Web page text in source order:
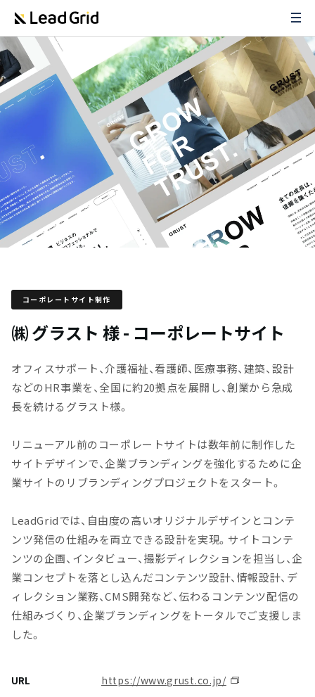
コーポレートサイト制作
㈱ グラスト 様 - コーポレートサイト
オフィスサポート、介護福祉、看護師、医療事務、建築、設計
などのHR事業を、全国に約20拠点を展開し、創業から急成
長を続けるグラスト様。
リニューアル前のコーポレートサイトは数年前に制作した
サイトデザインで、企業ブランディングを強化するために企
業サイトのリブランディングプロジェクトをスタート。
LeadGridでは、自由度の高いオリジナルデザインとコンテ
ンツ発信の仕組みを両立できる設計を実現。サイトコンテ
ンツの企画、インタビュー、撮影ディレクションを担当し、企
業コンセプトを落とし込んだコンテンツ設計、情報設計、デ
ィレクション業務、CMS開発など、伝わるコンテンツ配信の
仕組みづくり、企業ブランディングをトータルでご支援しま
した。
URL https://www.grust.co.jp/